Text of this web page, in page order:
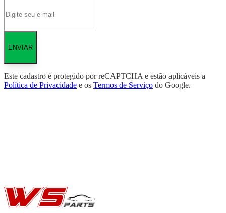
ENVIAR
Este cadastro é protegido por reCAPTCHA e estão aplicáveis a
Política de Privacidade e os Termos de Serviço do Google.